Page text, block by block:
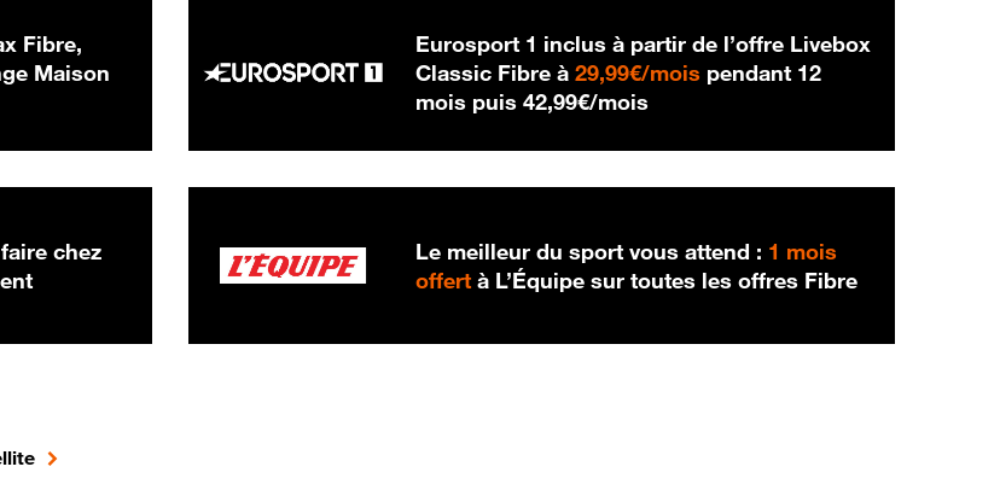
Fibre,
Maison
Eurosport 1 inclus à partir de l’offre Livebox
Classic Fibre à29,99€/mois 29,99 € par mois
pendant 12
mois puis42,99€/mois
chez
Le meilleur du sport vous attend : 1 mois
offert à L’Équipe sur toutes les offres Fibre